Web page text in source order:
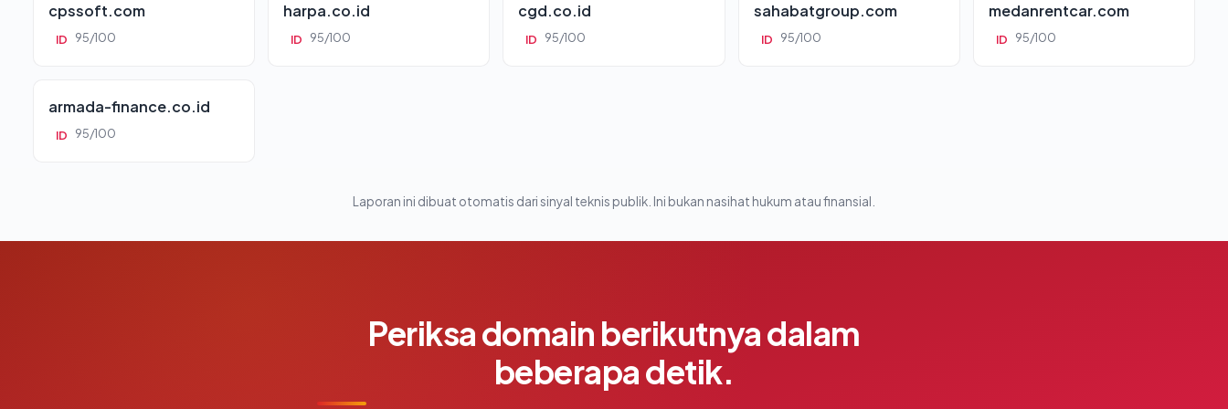
cpssoft.com
ID 95/100
harpa.co.id
ID 95/100
cgd.co.id
ID 95/100
sahabatgroup.com
ID 95/100
medanrentcar.com
ID 95/100
armada-finance.co.id
ID 95/100
Laporan ini dibuat otomatis dari sinyal teknis publik. Ini bukan nasihat hukum atau finansial.
Periksa domain berikutnya dalam
beberapa detik.